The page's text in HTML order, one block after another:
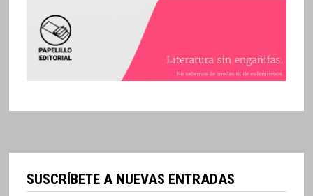
SUSCRÍBETE A NUEVAS ENTRADAS